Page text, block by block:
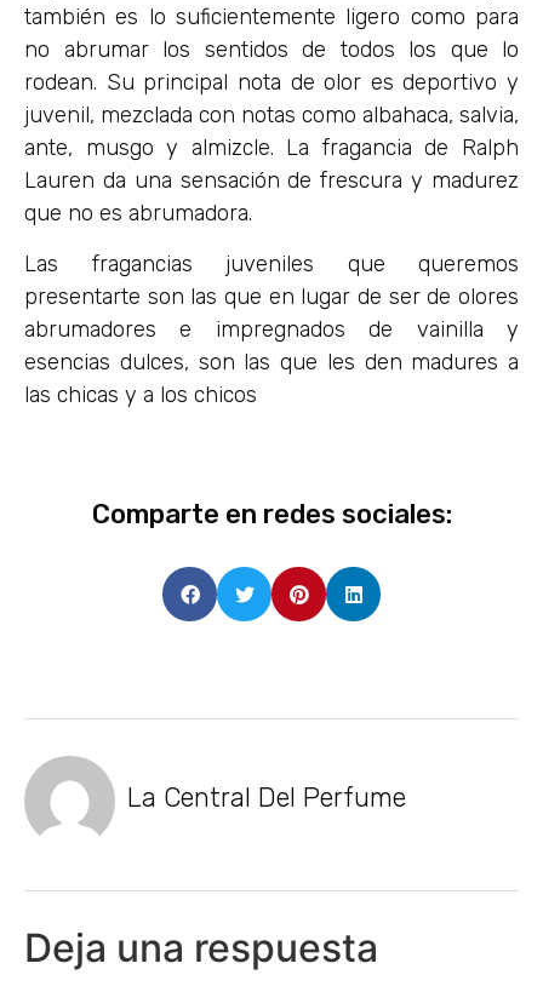
también es lo suficientemente ligero como para
no abrumar los sentidos de todos los que lo
rodean. Su principal nota de olor es deportivo y
juvenil, mezclada con notas como albahaca, salvia,
ante, musgo y almizcle. La fragancia de Ralph
Lauren da una sensación de frescura y madurez
que no es abrumadora.
Las fragancias juveniles que queremos
presentarte son las que en lugar de ser de olores
abrumadores e impregnados de vainilla y
esencias dulces, son las que les den madures a
las chicas y a los chicos
Comparte en redes sociales:
La Central Del Perfume
Deja una respuesta